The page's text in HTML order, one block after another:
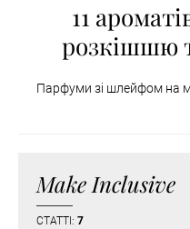
11
розкішшю
Парфуми зі шлейфом на
Make Inclusive
СТАТТІ: 7